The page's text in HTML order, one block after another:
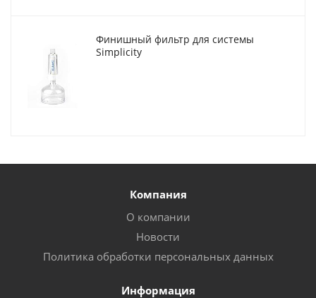
Финишный фильтр для системы
Simplicity
Компания
О компании
Новости
Политика обработки персональных данных
Информация